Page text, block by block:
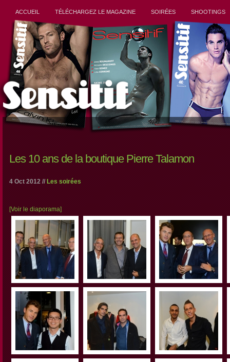
ACCUEIL TÉLÉCHARGEZ LE MAGAZINE SOIRÉES SHOOTINGS
Les 10 ans de la boutique Pierre Talamon
4 Oct 2012 // Les soirées
[Voir le diaporama]